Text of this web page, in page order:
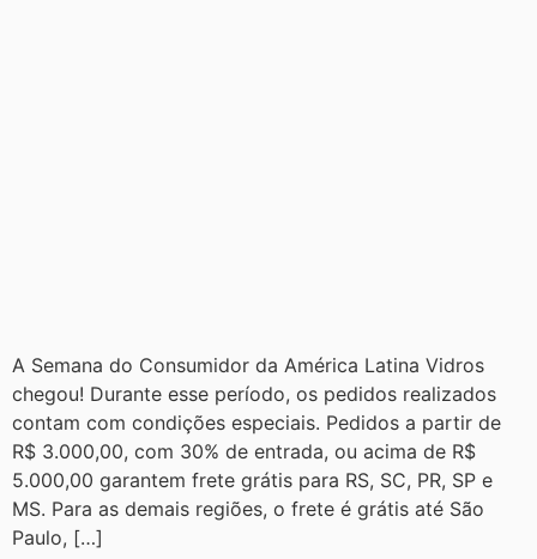
A Semana do Consumidor da América Latina Vidros
chegou! Durante esse período, os pedidos realizados
contam com condições especiais. Pedidos a partir de
R$ 3.000,00, com 30% de entrada, ou acima de R$
5.000,00 garantem frete grátis para RS, SC, PR, SP e
MS. Para as demais regiões, o frete é grátis até São
Paulo, […]